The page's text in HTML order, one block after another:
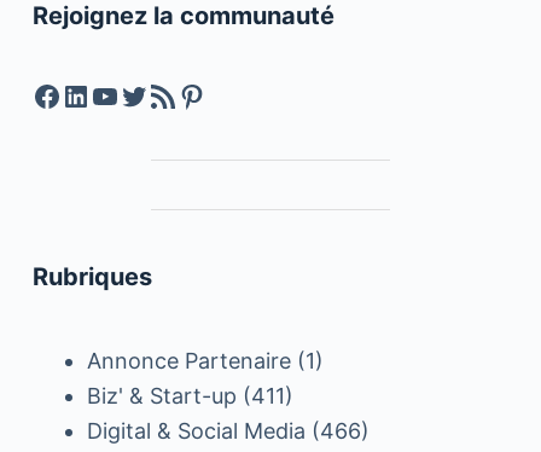
Rejoignez la communauté
Facebook
LinkedIn
YouTube
Twitter
Feed RSSPinterest
Rubriques
Annonce Partenaire(1)
Biz' & Start-up (411)
Digital & Social Media (466)